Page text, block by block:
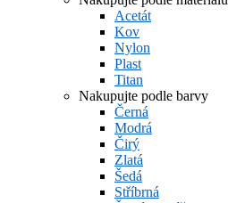
Acetát
Kov
Nylon
Plast
Titan
Nakupujte podle barvy
Černá
Modrá
Čirý
Zlatá
Šedá
Stříbrná